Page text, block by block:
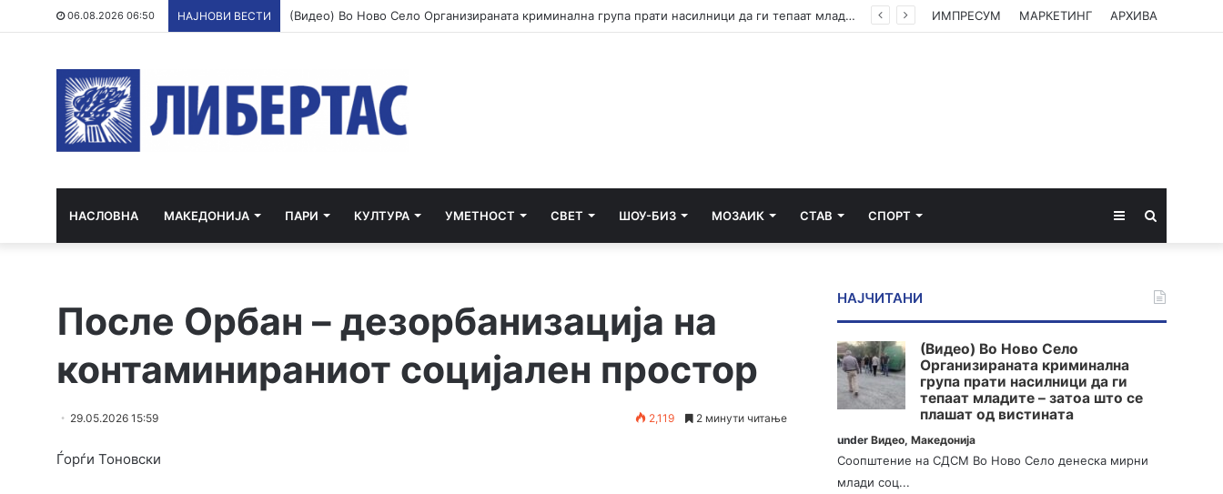
06.08.2026 06:50 НАЈНОВИ ВЕСТИ (Видео) Во Ново Село Организираната криминална група прати насилници да ги тепаат младите – затоа што се плашат од вистината ИМПРЕСУМ МАРКЕТИНГ АРХИВА
НАСЛОВНА МАКЕДОНИЈА ПАРИ КУЛТУРА УМЕТНОСТ СВЕТ ШОУ-БИЗ МОЗАИК СТАВ СПОРТ Sidebar
После Орбан – дезорбанизација на
контаминираниот социјален простор
29.05.2026 15:59 2,119 2 минути читање
Ѓорѓи Тоновски
НАЈЧИТАНИ
(Видео) Во Ново Село
Организираната криминална
група прати насилници да ги
тепаат младите – затоа што се
плашат од вистината
underВидео,Македонија
Соопштение на СДСМ Во Ново Село денеска мирни
млади соц...